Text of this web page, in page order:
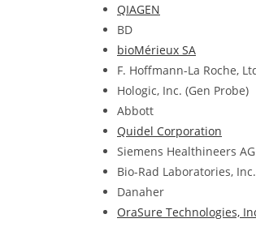
QIAGEN
BD
bioMérieux SA
F. Hoffmann-La Roche,
Hologic, Inc. (Gen Probe)
Abbott
Quidel Corporation
Siemens Healthineers AG
Bio-Rad Laboratories, Inc.
Danaher
OraSure Technologies,